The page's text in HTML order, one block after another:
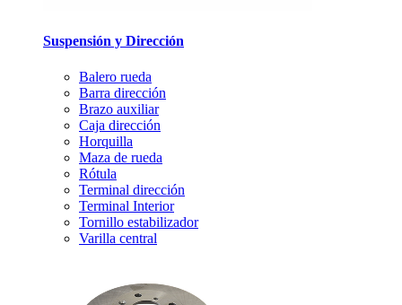
Suspensión y Dirección
Balero rueda
Barra dirección
Brazo auxiliar
Caja dirección
Horquilla
Maza de rueda
Rótula
Terminal dirección
Terminal Interior
Tornillo estabilizador
Varilla central